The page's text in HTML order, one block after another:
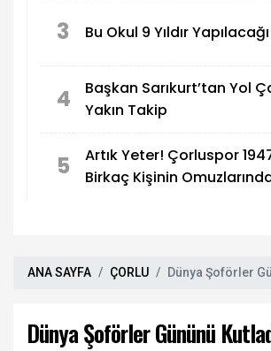
3 Bu Okul 9 Yıldır
4
Başkan Sarıkurt’tan Yol
Yakın Takip
5
Artık Yeter! Çorluspor
Birkaç Kişinin
ANA SAYFA ÇORLU Dünya Şoförler
Dünya Şoförler Gününü